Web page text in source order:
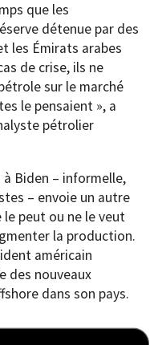
que les
détenue par des
les Émirats arabes
de crise, ils ne
sur le marché
le pensaient », a
pétrolier
Biden – informelle,
– envoie un autre
le peut ou ne le veut
la production.
américain
des nouveaux
dans son pays.